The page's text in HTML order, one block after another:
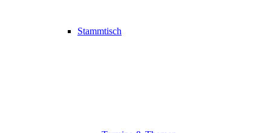
Stammtisch